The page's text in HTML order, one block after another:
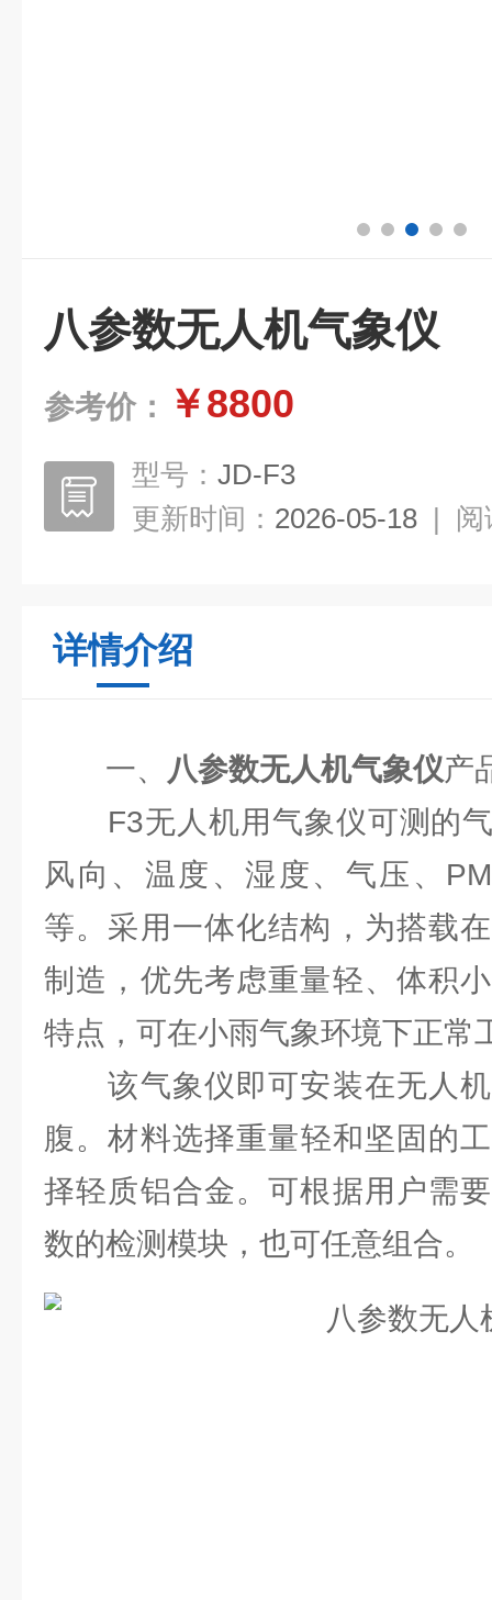
八参数无人机气象仪
参考价： ￥8800
型号： JD-F3
更新时间： 2026-05-18 | 阅
详情介绍
一、 八参数无人机气象仪产
F3无人机用气象仪可测的气
风向、温度、湿度、气压、
等。采用一体化结构，为搭载
制造，优先考虑重量轻、体积
特点，可在小雨气象环境下正常
该气象仪即可安装在无人机
腹。材料选择重量轻和坚固的
择轻质铝合金。可根据用户需
数的检测模块，也可任意组合。